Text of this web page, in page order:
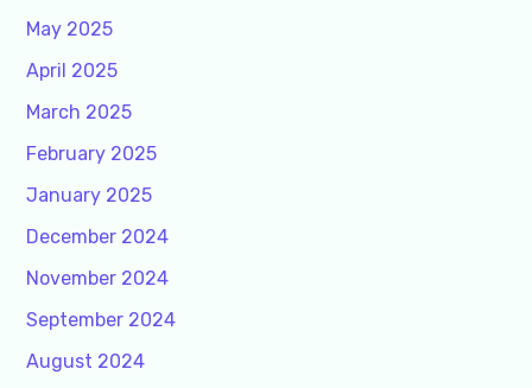
May 2025
April 2025
March 2025
February 2025
January 2025
December 2024
November 2024
September 2024
August 2024